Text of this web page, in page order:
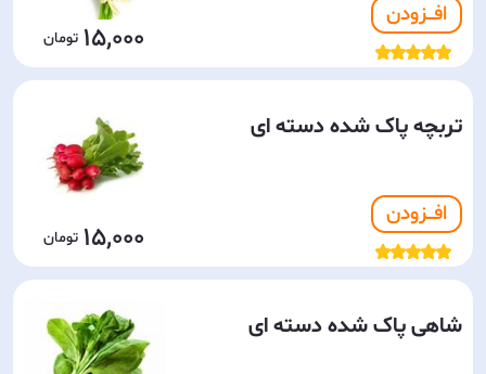
افـــزودن
15,000
تربچه پاک شده دسته ای
افـــزودن
15,000
شاهی پاک شده دسته ای